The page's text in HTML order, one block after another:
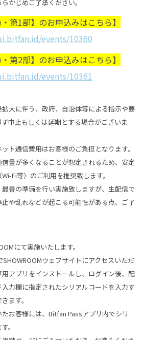
かじめご了承ください。
第1部】のお申込みはこちら】
events/10360
第2部】のお申込みはこちら】
events/10361
大に伴う、政府、自治体等による指示や要
中止もしくは延期とする場合がございま
ト通信費用はお客様のご負担となります。
量が多くなることが想定されるため、安定
Fi等）のご利用を推奨致します。
善の準備を行い実施致しますが、生配信で
や乱れなどが起こる可能性がある点、ご了
にて実施いたします。
SHOWROOMウェブサイトにアクセスいただ
アプリをインストールし、ログイン後、配
力欄に指定されたシリアルコードを入力す
ます。
お客様には、Bitfan Passアプリ内でシリ
。